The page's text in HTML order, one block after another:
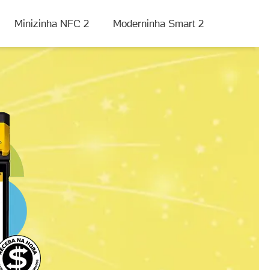
Minizinha NFC 2 Moderninha Smart 2